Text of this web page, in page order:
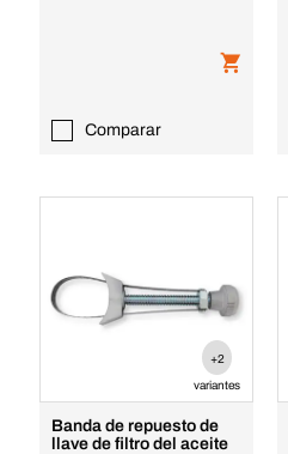
Comparar
+2
variantes
Banda de repuesto de
llave de filtro del aceite